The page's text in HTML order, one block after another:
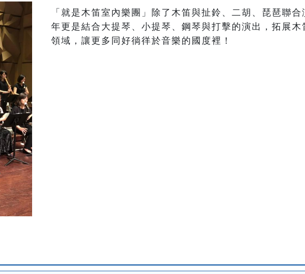
「就是木笛室內樂團」除了木笛與扯鈴、二胡、琵琶聯合
年更是結合大提琴、小提琴、鋼琴與打擊的演出，拓展木
領域，讓更多同好徜徉於音樂的國度裡！